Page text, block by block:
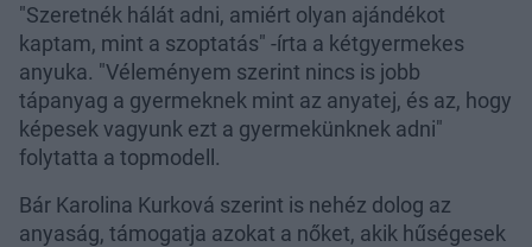
"Szeretnék hálát adni, amiért olyan ajándékot
kaptam, mint a szoptatás" -írta a kétgyermekes
anyuka. "Véleményem szerint nincs is jobb
tápanyag a gyermeknek mint az anyatej, és az, hogy
képesek vagyunk ezt a gyermekünknek adni"
folytatta a topmodell.
Bár Karolina Kurková szerint is nehéz dolog az
anyaság, támogatja azokat a nőket, akik hűségesek